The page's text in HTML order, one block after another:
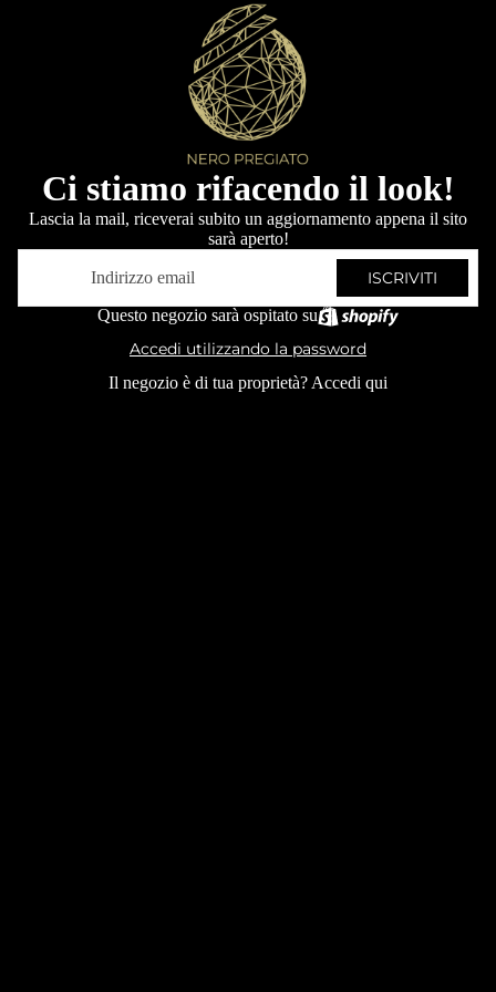
Ci stiamo rifacendo il look!
Lascia la mail, riceverai subito un aggiornamento appena il sito
sarà aperto!
ISCRIVITI
Questo negozio sarà ospitato su
Accedi utilizzando la password
Il negozio è di tua proprietà? Accedi qui